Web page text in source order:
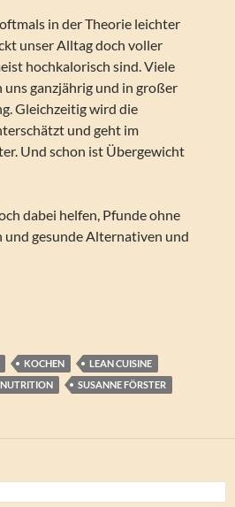
in der Theorie leichter
unser Alltag doch voller
hochkalorisch sind. Viele
ganzjährig und in großer
Gleichzeitig wird die
und geht im
Und schon ist Übergewicht
dabei helfen, Pfunde ohne
und gesunde Alternativen und
Kochbuch – Lecker zum
KOCHEN
LEAN CUISINE
SUSANNE FÖRSTER